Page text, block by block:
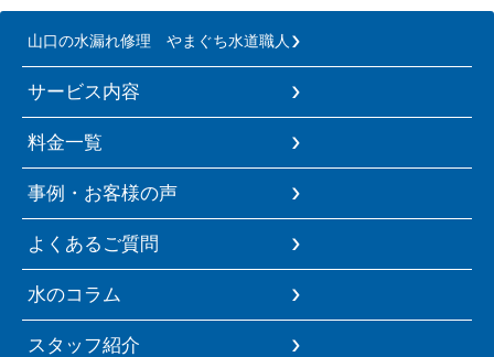
山口の水漏れ修理 やまぐち水道職人
サービス内容
料金一覧
事例・お客様の声
よくあるご質問
水のコラム
スタッフ紹介